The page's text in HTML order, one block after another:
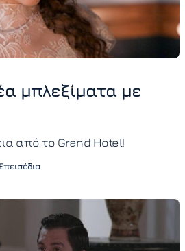
μπλεξίματα με
από το Grand Hotel!